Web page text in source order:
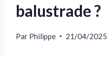
balustrade ?
Par Philippe 21/04/2025